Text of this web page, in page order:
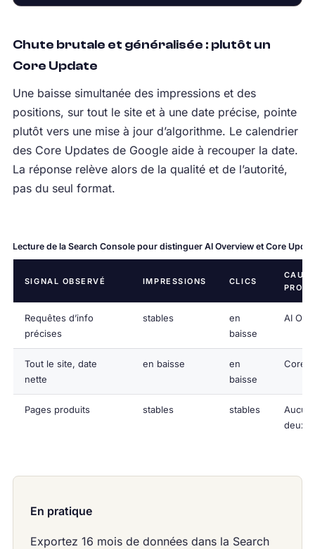
Chute brutale et généralisée : plutôt un
Core Update
Une baisse simultanée des impressions et des
positions, sur tout le site et à une date précise, pointe
plutôt vers une mise à jour d’algorithme. Le calendrier
des Core Updates de Google aide à recouper la date.
La réponse relève alors de la qualité et de l’autorité,
pas du seul format.
Lecture de la Search Console pour distinguer AI Overview et Core
SIGNAL OBSERVÉ IMPRESSIONS CLICS
Requêtes d’info
précises
stables
en
baisse
AI
Tout le site, date
nette
en baisse
en
baisse
Core
Pages produits stables stables
deux
En pratique
Exportez 16 mois de données dans la Search